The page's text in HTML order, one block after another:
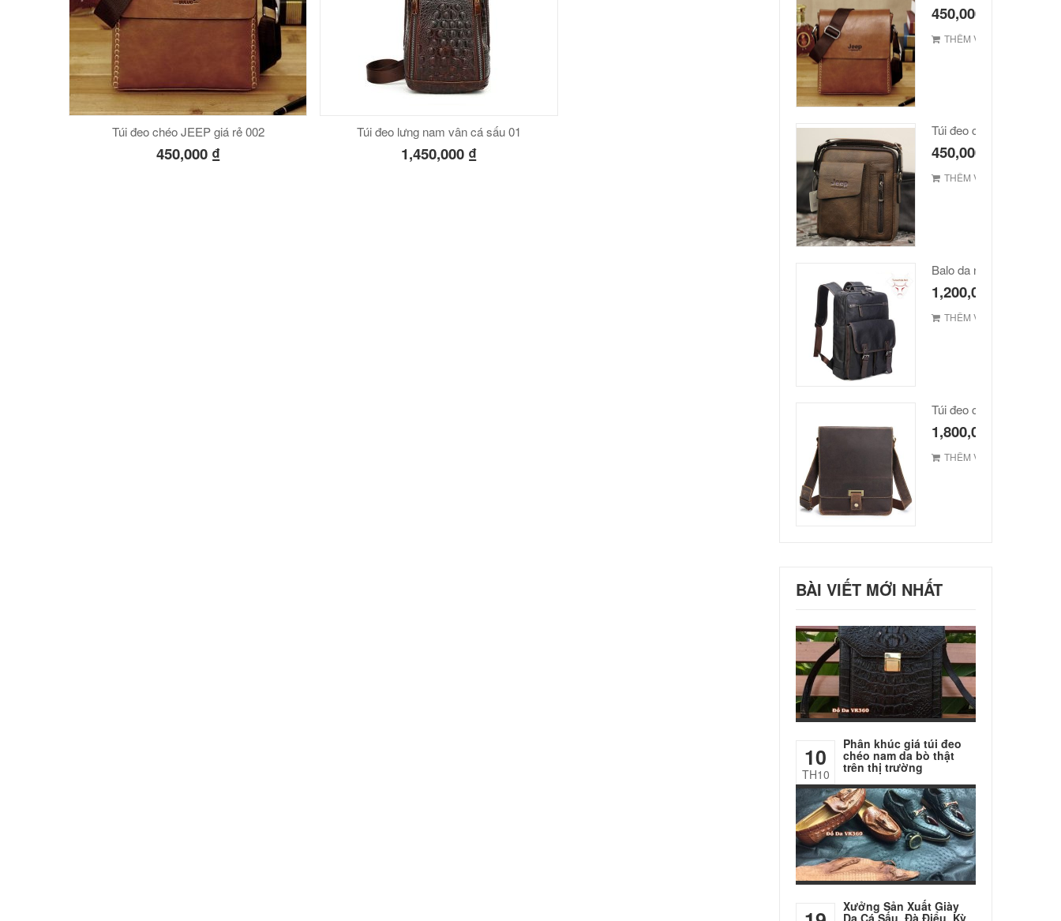
Túi đeo chéo JEEP giá rẻ 002
450,000 ₫
Túi đeo lưng nam vân cá sấu 01
1,450,000 ₫
450,000
THÊM VÀO GIỎ
Túi đeo chéo Jeep giá rẻ
450,000
THÊM VÀO GIỎ
Balo da nam hàn quốc
1,200,000
THÊM VÀO GIỎ
1,800,000
THÊM VÀO GIỎ
BÀI VIẾT MỚI NHẤT
10
TH10
Phân khúc giá túi đeo
chéo nam da bò thật
trên thị trường
Xưởng Sản Xuất Giày
Da Cá Sấu, Đà Điểu, Kỳ